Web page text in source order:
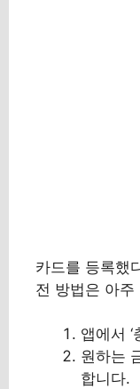
카드를 등록했
전 방법은 아주
앱에서
원하는
합니다.